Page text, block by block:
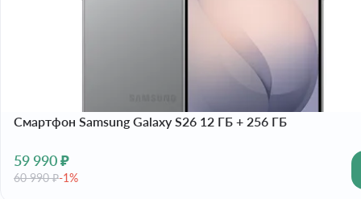
Смартфон Samsung Galaxy S26 12 ГБ + 256 ГБ
59 990 ₽
60 990 ₽-1%